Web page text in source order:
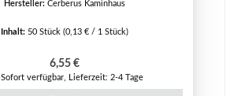
Hersteller: Cerberus Kaminhaus
Inhalt: 50 Stück (0,13 € / 1 Stück)
Regulärer Preis:
6,55 €
Sofort verfügbar, Lieferzeit: 2-4 Tage